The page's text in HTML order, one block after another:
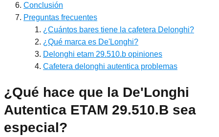
Conclusión
Preguntas frecuentes
¿Cuántos bares tiene la cafetera Delonghi?
¿Qué marca es De'Longhi?
Delonghi etam 29.510.b opiniones
Cafetera delonghi autentica problemas
¿Qué hace que la De'Longhi
Autentica ETAM 29.510.B sea
especial?